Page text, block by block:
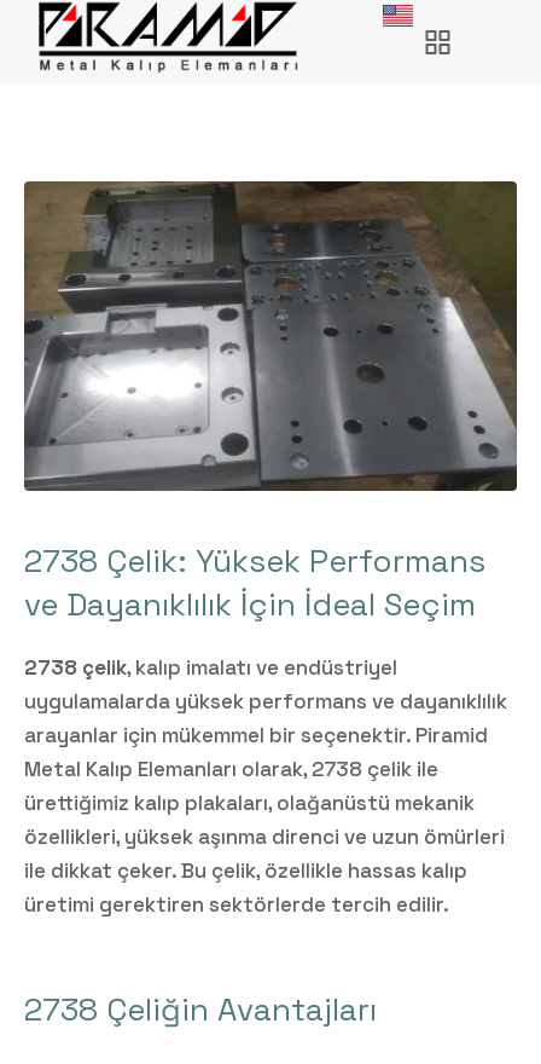
2738 Çelik: Yüksek Performans
ve Dayanıklılık İçin İdeal Seçim
2738 çelik, kalıp imalatı ve endüstriyel
uygulamalarda yüksek performans ve dayanıklılık
arayanlar için mükemmel bir seçenektir. Piramid
Metal Kalıp Elemanları olarak, 2738 çelik ile
ürettiğimiz kalıp plakaları, olağanüstü mekanik
özellikleri, yüksek aşınma direnci ve uzun ömürleri
ile dikkat çeker. Bu çelik, özellikle hassas kalıp
üretimi gerektiren sektörlerde tercih edilir.
2738 Çeliğin Avantajları